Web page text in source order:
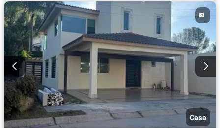
Gas natural
Gimnasio
Recámara con closet
Sala polivalente
Seguridad
Televisión por cable
Terraza Vista panorámica
Wifi
Zonas verdes
Permite mascotas
Permite niños
Solo familias
Sin amueblar
Casa